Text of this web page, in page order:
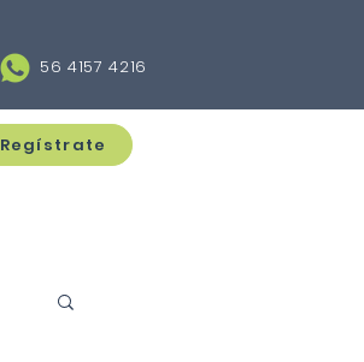
56 4157 4216
Regístrate